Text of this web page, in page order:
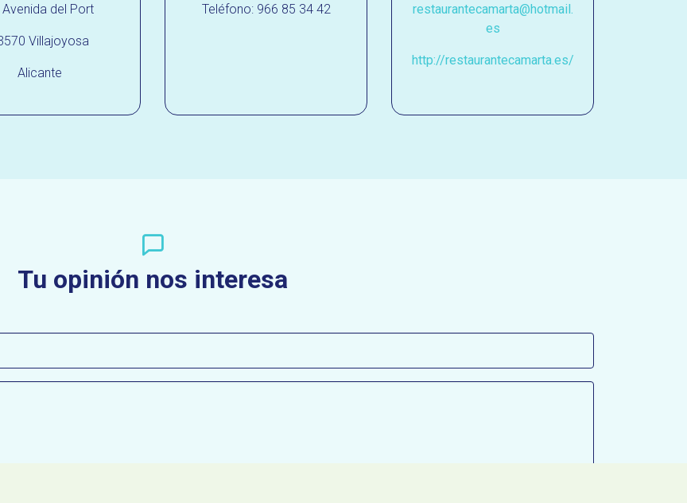
del Port
Villajoyosa
Alicante
Teléfono: 966 85 34 42
restaurantecamarta@hotmail.
es
http://restaurantecamarta.es/
Tu opinión nos interesa